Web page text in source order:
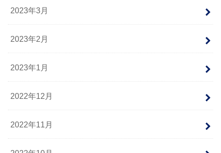
2023年3月
2023年2月
2023年1月
2022年12月
2022年11月